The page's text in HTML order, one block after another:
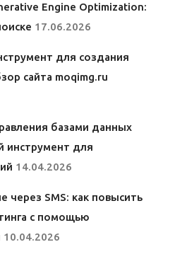
Engine Optimization:
17.06.2026
для создания
сайта moqimg.ru
базами данных
инструмент для
14.04.2026
через SMS: как повысить
с помощью
10.04.2026